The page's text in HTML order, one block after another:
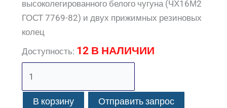
высоколегированного белого чугуна (ЧХ16М2
ГОСТ 7769-82) и двух прижимных резиновых
колец
Доступность: 12 В НАЛИЧИИ
В корзину Отправить запрос